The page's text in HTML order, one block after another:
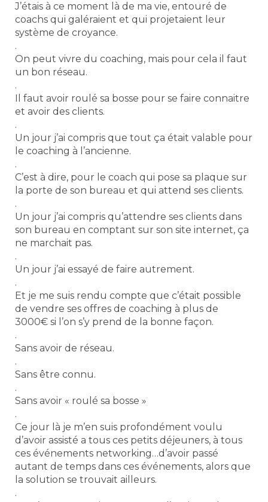
J’étais à ce moment là de ma vie, entouré de
coachs qui galéraient et qui projetaient leur
système de croyance.
.
On peut vivre du coaching, mais pour cela il faut
un bon réseau.
.
Il faut avoir roulé sa bosse pour se faire connaitre
et avoir des clients.
.
Un jour j’ai compris que tout ça était valable pour
le coaching à l’ancienne.
.
C’est à dire, pour le coach qui pose sa plaque sur
la porte de son bureau et qui attend ses clients.
.
Un jour j’ai compris qu’attendre ses clients dans
son bureau en comptant sur son site internet, ça
ne marchait pas.
.
Un jour j’ai essayé de faire autrement.
.
Et je me suis rendu compte que c’était possible
de vendre ses offres de coaching à plus de
3000€ si l’on s’y prend de la bonne façon.
.
Sans avoir de réseau.
.
Sans être connu.
.
Sans avoir « roulé sa bosse »
.
Ce jour là je m’en suis profondément voulu
d’avoir assisté a tous ces petits déjeuners, à tous
ces événements networking…d’avoir passé
autant de temps dans ces événements, alors que
la solution se trouvait ailleurs.
.